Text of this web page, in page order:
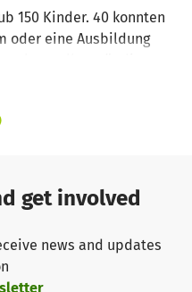
150 Kinder. 40 konnten
oder eine Ausbildung
ein Platz frei und wird
Ort seit sehr vielen
Unterstützung wird
sich mittlerweile
die Unterstützung
für die sind die
get involved
news and updates